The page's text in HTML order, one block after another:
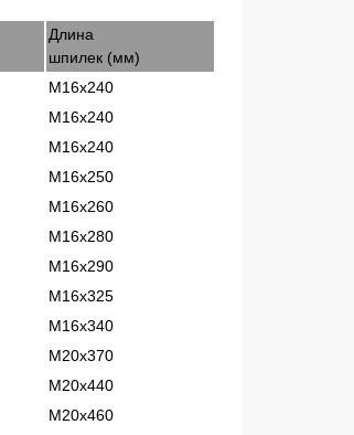
Длина
шпилек (мм)
М16х240
М16х240
М16х240
М16х250
М16х260
М16х280
М16х290
М16х325
М16х340
М20х370
М20х440
М20х460